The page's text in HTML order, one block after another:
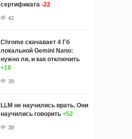
сертификата -22
42
Chrome скачавает 4 Гб
локальной Gemini Nano:
нужно ли, и как отключить
+18
39
LLM не научились врать. Они
научились говорить +52
38